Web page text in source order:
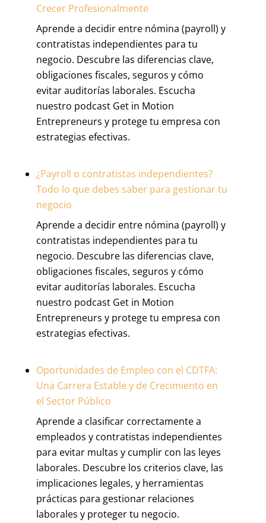
Crecer Profesionalmente
Aprende a decidir entre nómina (payroll) y
contratistas independientes para tu
negocio. Descubre las diferencias clave,
obligaciones fiscales, seguros y cómo
evitar auditorías laborales. Escucha
nuestro podcast Get in Motion
Entrepreneurs y protege tu empresa con
estrategias efectivas.
¿Payroll o contratistas independientes?
Todo lo que debes saber para gestionar tu
negocio
Aprende a decidir entre nómina (payroll) y
contratistas independientes para tu
negocio. Descubre las diferencias clave,
obligaciones fiscales, seguros y cómo
evitar auditorías laborales. Escucha
nuestro podcast Get in Motion
Entrepreneurs y protege tu empresa con
estrategias efectivas.
Oportunidades de Empleo con el CDTFA:
Una Carrera Estable y de Crecimiento en
el Sector Público
Aprende a clasificar correctamente a
empleados y contratistas independientes
para evitar multas y cumplir con las leyes
laborales. Descubre los criterios clave, las
implicaciones legales, y herramientas
prácticas para gestionar relaciones
laborales y proteger tu negocio.